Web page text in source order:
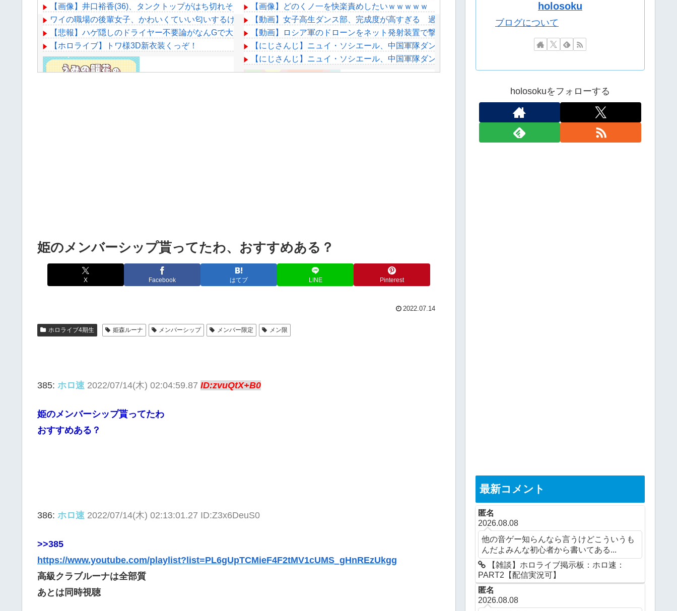
【画像】井口裕香(36)、タンクトップがはち切れそうなくらいデカイｗｗｗｗｗｗｗｗｗｗｗ
ワイの職場の後輩女子、かわいくていい匂いするけどマジでとんでもなく無能
【悲報】ハゲ隠しのドライヤー不要論がなんGで大盛り上がりｗｗｗｗ
【ホロライブ】トワ様3D新衣装くっぞ！
【画像】どのくノ一を快楽責めしたいｗｗｗｗｗ
【動画】女子高生ダンス部、完成度が高すぎる 過去最高傑作と話題にｗｗｗｗ
【動画】ロシア軍のドローンをネット発射装置で撃墜するウクライナ。
【にじさんじ】ニュイ・ソシエール、中国軍隊ダンス チャレンジ‼️
【にじさんじ】ニュイ・ソシエール、中国軍隊ダンス チャレンジ‼️
姫のメンバーシップ貰ってたわ、おすすめある？
X Facebook はてブ LINE Pinterest
2022.07.14
ホロライブ4期生 姫森ルーナ メンバーシップ メンバー限定 メン限
385: ホロ速 2022/07/14(木) 02:04:59.87 ID:zvuQtX+B0
姫のメンバーシップ貰ってたわ
おすすめある？
386: ホロ速 2022/07/14(木) 02:13:01.27 ID:Z3x6DeuS0
>>385
https://www.youtube.com/playlist?list=PL6gUpTCMieF4F2tMV1cUMS_gHnREzUkgg
高級クラブルーナは全部質
あとは同時視聴
holosoku
ブログについて
holosokuをフォローする
最新コメント
匿名
2026.08.08
他の音ゲー知らんなら言うけどこういうも
んだよみんな初心者から書いてある...
【雑談】ホロライブ掲示板：ホロ速：
PART2【配信実況可】
匿名
2026.08.08